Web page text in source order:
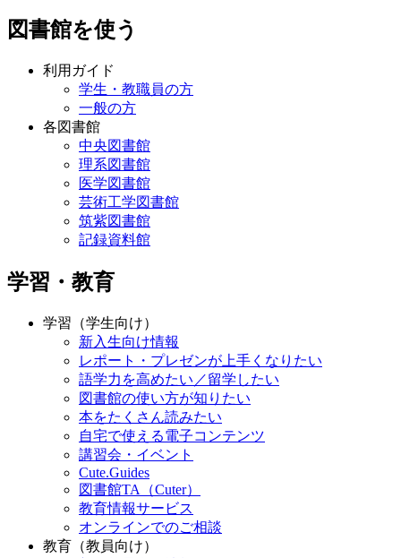
図書館を使う
利用ガイド
学生・教職員の方
一般の方
各図書館
中央図書館
理系図書館
医学図書館
芸術工学図書館
筑紫図書館
記録資料館
学習・教育
学習（学生向け）
新入生向け情報
レポート・プレゼンが上手くなりたい
語学力を高めたい／留学したい
図書館の使い方が知りたい
本をたくさん読みたい
自宅で使える電子コンテンツ
講習会・イベント
Cute.Guides
図書館TA（Cuter）
教育情報サービス
オンラインでのご相談
教育（教員向け）